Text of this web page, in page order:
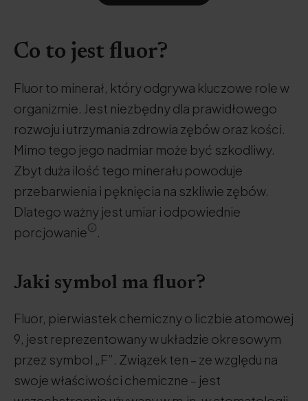
Co to jest fluor?
Fluor to minerał, który odgrywa kluczowe role w
organizmie. Jest niezbędny dla prawidłowego
rozwoju i utrzymania zdrowia zębów oraz kości.
Mimo tego jego nadmiar może być szkodliwy.
Zbyt duża ilość tego minerału powoduje
przebarwienia i pęknięcia na szkliwie zębów.
Dlatego ważny jest umiar i odpowiednie
porcjowanie
.
Jaki symbol ma fluor?
Fluor, pierwiastek chemiczny o liczbie atomowej
9, jest reprezentowany w układzie okresowym
przez symbol „F”. Związek ten – ze względu na
swoje właściwości chemiczne – jest